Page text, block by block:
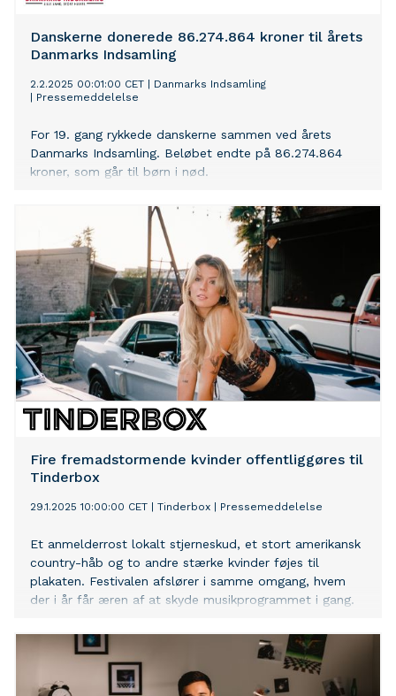
Danskerne donerede 86.274.864 kroner til årets
Danmarks Indsamling
2.2.2025 00:01:00 CET
Danmarks Indsamling
Pressemeddelelse
For 19. gang rykkede danskerne sammen ved årets
Danmarks Indsamling. Beløbet endte på 86.274.864
kroner, som går til børn i nød.
Fire fremadstormende kvinder offentliggøres til
Tinderbox
29.1.2025 10:00:00 CET Tinderbox Pressemeddelelse
Et anmelderrost lokalt stjerneskud, et stort amerikansk
country-håb og to andre stærke kvinder føjes til
plakaten. Festivalen afslører i samme omgang, hvem
der i år får æren af at skyde musikprogrammet i gang.